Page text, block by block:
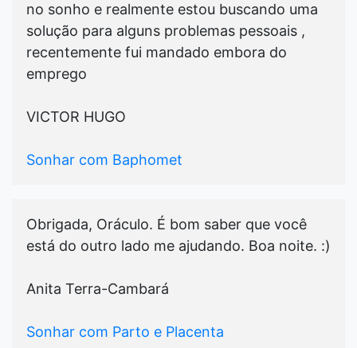
no sonho e realmente estou buscando uma
solução para alguns problemas pessoais ,
recentemente fui mandado embora do
emprego
VICTOR HUGO
Sonhar com Baphomet
Obrigada, Oráculo. É bom saber que você
está do outro lado me ajudando. Boa noite. :)
Anita Terra-Cambará
Sonhar com Parto e Placenta